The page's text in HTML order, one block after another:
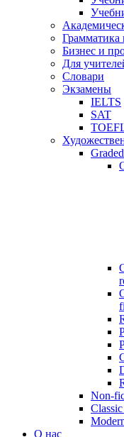
Грамматика
Бизнес и
Для
Словари
Экзамены
IELTS
SAT
Non-
О нас